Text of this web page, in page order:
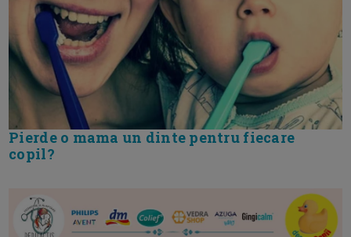
Pierde o mama un dinte pentru fiecare
copil?